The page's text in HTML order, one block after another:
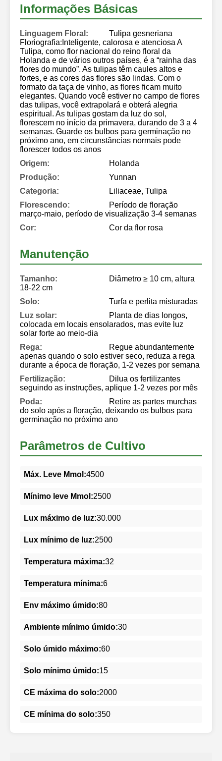
Informações Básicas
Linguagem Floral:
Tulipa gesneriana
Floriografia:Inteligente, calorosa e atenciosa A
Tulipa, como flor nacional do reino floral da
Holanda e de vários outros países, é a “rainha das
flores do mundo”. As tulipas têm caules altos e
fortes, e as cores das flores são lindas. Com o
formato da taça de vinho, as flores ficam muito
elegantes. Quando você estiver no campo de flores
das tulipas, você extrapolará e obterá alegria
espiritual. As tulipas gostam da luz do sol,
florescem no início da primavera, durando de 3 a 4
semanas. Guarde os bulbos para germinação no
próximo ano, em circunstâncias normais pode
florescer todos os anos
Origem:
Holanda
Produção:
Yunnan
Categoria:
Liliaceae, Tulipa
Florescendo:
Período de floração
março-maio, período de visualização 3-4 semanas
Cor:
Cor da flor rosa
Manutenção
Tamanho:
Diâmetro ≥ 10 cm, altura
18-22 cm
Solo:
Turfa e perlita misturadas
Luz solar:
Planta de dias longos,
colocada em locais ensolarados, mas evite luz
solar forte ao meio-dia
Rega:
Regue abundantemente
apenas quando o solo estiver seco, reduza a rega
durante a época de floração, 1-2 vezes por semana
Fertilização:
Dilua os fertilizantes
seguindo as instruções, aplique 1-2 vezes por mês
Poda:
Retire as partes murchas
do solo após a floração, deixando os bulbos para
germinação no próximo ano
Parâmetros de Cultivo
Máx. Leve Mmol:4500
Mínimo leve Mmol:2500
Lux máximo de luz:30.000
Lux mínimo de luz:2500
Temperatura máxima:32
Temperatura mínima:6
Env máximo úmido:80
Ambiente mínimo úmido:30
Solo úmido máximo:60
Solo mínimo úmido:15
CE máxima do solo:2000
CE mínima do solo:350